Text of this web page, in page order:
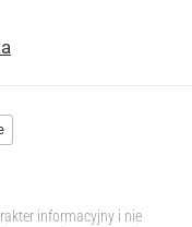
informacyjny i nie